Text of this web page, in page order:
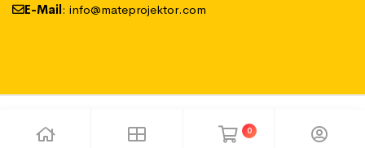
E-Mail: info@mateprojektor.com
QOROPA MEDYA Tüm hakları saklıdır.
0